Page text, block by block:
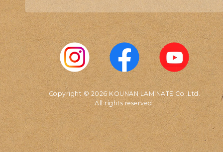
Copyright © 2026 KOUNAN LAMINATE Co.,Ltd.
All rights reserved.